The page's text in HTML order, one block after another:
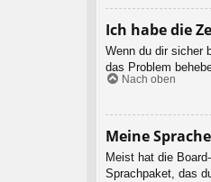
Ich habe die
Wenn du dir sicher
das Problem
Nach oben
Meine
Meist hat die
Sprachpaket, das